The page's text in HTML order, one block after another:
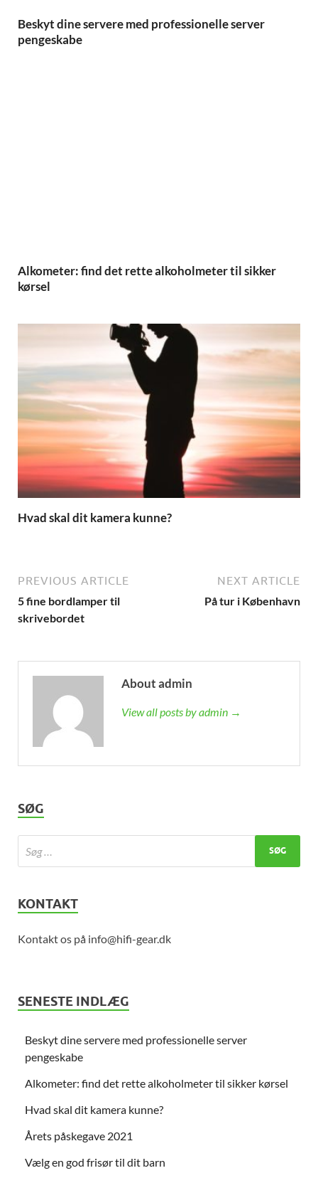
Beskyt dine servere med professionelle server
pengeskabe
Alkometer: find det rette alkoholmeter til sikker
kørsel
Hvad skal dit kamera kunne?
PREVIOUS ARTICLE
5 fine bordlamper til
skrivebordet
NEXT ARTICLE
På tur i København
About admin
View all posts by admin →
SØG
KONTAKT
Kontakt os på info@hifi-gear.dk
SENESTE INDLÆG
Beskyt dine servere med professionelle server
pengeskabe
Alkometer: find det rette alkoholmeter til sikker kørsel
Hvad skal dit kamera kunne?
Årets påskegave 2021
Vælg en god frisør til dit barn